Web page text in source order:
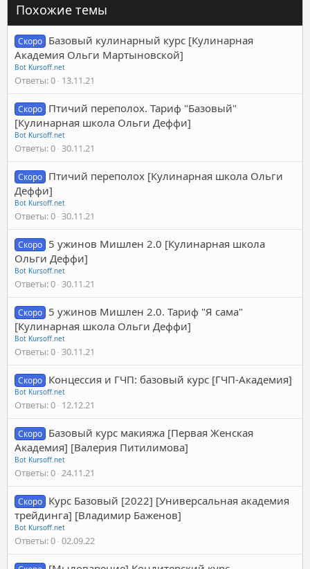
Похожие темы
Скоро Базовый кулинарный курс [Кулинарная
Академия Ольги Мартыновской]
Bot Kursoff.net
Ответы 0 13.11.21
Скоро Птичий переполох. Тариф "Базовый"
[Кулинарная школа Ольги Деффи]
Bot Kursoff.net
Ответы 0 30.11.21
Скоро Птичий переполох [Кулинарная школа Ольги
Деффи]
Bot Kursoff.net
Ответы 0 30.11.21
Скоро 5 ужинов Мишлен 2.0 [Кулинарная школа
Ольги Деффи]
Bot Kursoff.net
Ответы 0 30.11.21
Скоро 5 ужинов Мишлен 2.0. Тариф "Я сама"
[Кулинарная школа Ольги Деффи]
Bot Kursoff.net
Ответы 0 30.11.21
Скоро Концессия и ГЧП: базовый курс [ГЧП-Академия]
Bot Kursoff.net
Ответы 0 12.12.21
Скоро Базовый курс макияжа [Первая Женская
Академия] [Валерия Питилимова]
Bot Kursoff.net
Ответы 0 24.11.21
Скоро Курс Базовый [2022] [Универсальная академия
трейдинга] [Владимир Баженов]
Bot Kursoff.net
Ответы 0 02.09.22